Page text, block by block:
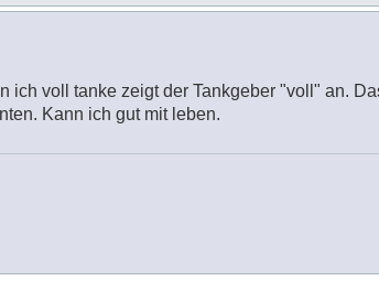
ich voll tanke zeigt der Tankgeber "voll" an.
Kann ich gut mit leben.